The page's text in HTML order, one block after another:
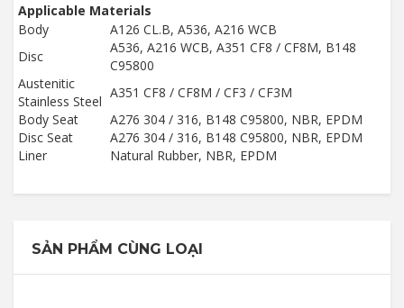
Applicable Materials
Body
A126 CL.B, A536, A216 WCB
Disc
A536, A216 WCB, A351 CF8 / CF8M, B148
C95800
Austenitic
Stainless Steel
A351 CF8 / CF8M / CF3 / CF3M
Body Seat
A276 304 / 316, B148 C95800, NBR, EPDM
Disc Seat
A276 304 / 316, B148 C95800, NBR, EPDM
Liner
Natural Rubber, NBR, EPDM
SẢN PHẨM CÙNG LOẠI